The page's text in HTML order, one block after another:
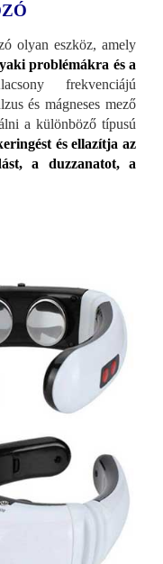
olyan eszköz, amely
problémákra és a
frekvenciájú
és mágneses mező
a különböző típusú
és ellazítja az
a duzzanatot, a